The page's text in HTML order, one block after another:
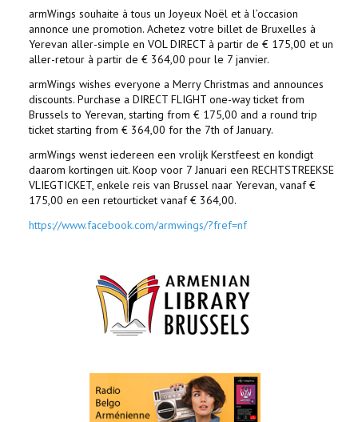
CONTACT
armWings souhaite à tous un Joyeux Noël et à l’occasion
annonce une promotion. Achetez votre billet de Bruxelles à
Yerevan aller-simple en VOL DIRECT à partir de € 175,00 et un
aller-retour à partir de € 364,00 pour le 7 janvier.
armWings wishes everyone a Merry Christmas and announces
discounts. Purchase a DIRECT FLIGHT one-way ticket from
Brussels to Yerevan, starting from € 175,00 and a round trip
ticket starting from € 364,00 for the 7th of January.
armWings wenst iedereen een vrolijk Kerstfeest en kondigt
daarom kortingen uit. Koop voor 7 Januari een RECHTSTREEKSE
VLIEGTICKET, enkele reis van Brussel naar Yerevan, vanaf €
175,00 en een retourticket vanaf € 364,00.
https://www.facebook.com/armwings/?fref=nf